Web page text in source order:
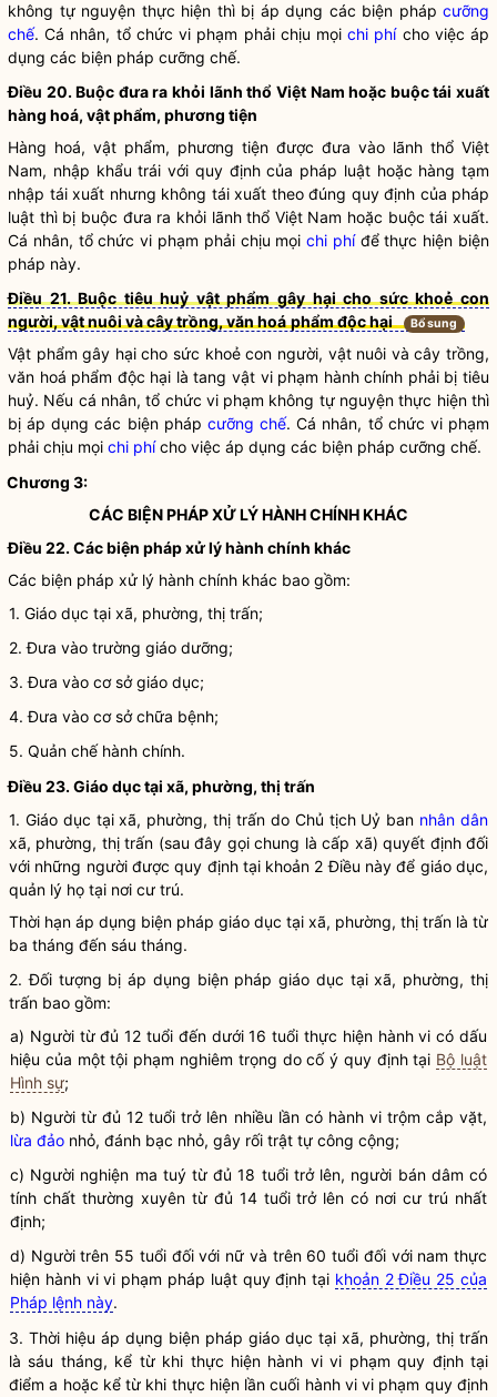
không tự nguyện thực hiện thì bị áp dụng các biện pháp cưỡng
chế. Cá nhân, tổ chức vi phạm phải chịu mọichi phícho việc áp
dụng các biện pháp cưỡng chế.
Điều 20. Buộc đưa ra khỏi lãnh thổ Việt Nam hoặc buộc tái xuất
hàng hoá, vật phẩm, phương tiện
Hàng hoá, vật phẩm, phương tiện được đưa vào lãnh thổ Việt
Nam, nhập khẩu trái với quy định của pháp luậthoặc hàng tạm
nhập tái xuất nhưng không tái xuất theo đúng quy định của pháp
luật thì bị buộc đưa ra khỏi lãnh thổ Việt Nam hoặc buộc tái xuất.
Cá nhân, tổ chức vi phạm phải chịu mọichi phíđể thực hiện biện
pháp này.
Điều 21. Buộc tiêu huỷ vật phẩm gây hại cho sức khoẻ con
người, vật nuôi và cây trồng, văn hoá phẩm độc hại Bổ sung
Vật phẩm gây hại cho sức khoẻ con người, vật nuôi và cây trồng,
văn hoá phẩm độc hại là tang vật vi phạm hành chính phải bị tiêu
huỷ. Nếu cá nhân,tổ chức vi phạm không tự nguyện thực hiện thì
bị áp dụng các biện pháp cưỡng chế. Cá nhân, tổ chức vi phạm
phải chịu mọi chi phícho việc áp dụng các biện pháp cưỡng chế.
Chương 3:
CÁC BIỆN PHÁP XỬ LÝ HÀNH CHÍNHKHÁC
Điều 22. Cácbiện pháp xử lý hành chính khác
Các biện pháp xử lý hành chính khác bao gồm:
1. Giáo dục tại xã, phường, thị trấn;
2. Đưa vào trường giáo dưỡng;
3.Đưa vào cơ sở giáo dục;
4.Đưa vào cơ sở chữa bệnh;
5. Quản chế hành chính.
Điều 23.Giáo dục tại xã, phường, thị trấn
1. Giáo dục tại xã, phường, thị trấn do Chủ tịch Uỷ ban nhân dân
xã, phường, thị trấn (sau đây gọi chung là cấp xã) quyết định đối
với những người được quy định tại khoản 2 Điều này để giáo dục,
quản lý họ tại nơi cư trú.
Thời hạn áp dụng biện pháp giáo dục tại xã, phường, thị trấn là từ
ba tháng đến sáu tháng.
2. Đối tượng bị áp dụng biện phápgiáo dục tại xã, phường, thị
trấn bao gồm:
a) Người từ đủ 12 tuổi đến dưới 16 tuổi thực hiện hành vi có dấu
hiệu của một tội phạm nghiêm trọng do cố ý quy định tại Bộ luật
Hình sự;
b) Người từ đủ 12 tuổi trở lên nhiều lần có hành vi trộm cắp vặt,
lừa đảo nhỏ, đánh bạc nhỏ, gây rối trật tự công cộng;
c) Người nghiện ma tuý từ đủ 18 tuổi trở lên, người bán dâm có
tính chất thường xuyên từ đủ 14 tuổi trở lên có nơi cư trú nhất
định;
d) Người trên 55 tuổi đối với nữ và trên 60 tuổi đối với nam thực
hiện hành vi vi phạm pháp luậtquy định tại khoản 2 Điều 25 của
Pháp lệnh này.
3. Thời hiệu áp dụng biện pháp giáo dục tại xã, phường, thị trấn
là sáu tháng, kể từ khi thực hiện hành vi vi phạm quy định tại
điểm a hoặc kể từ khi thực hiện lần cuối hành vi vi phạm quy định